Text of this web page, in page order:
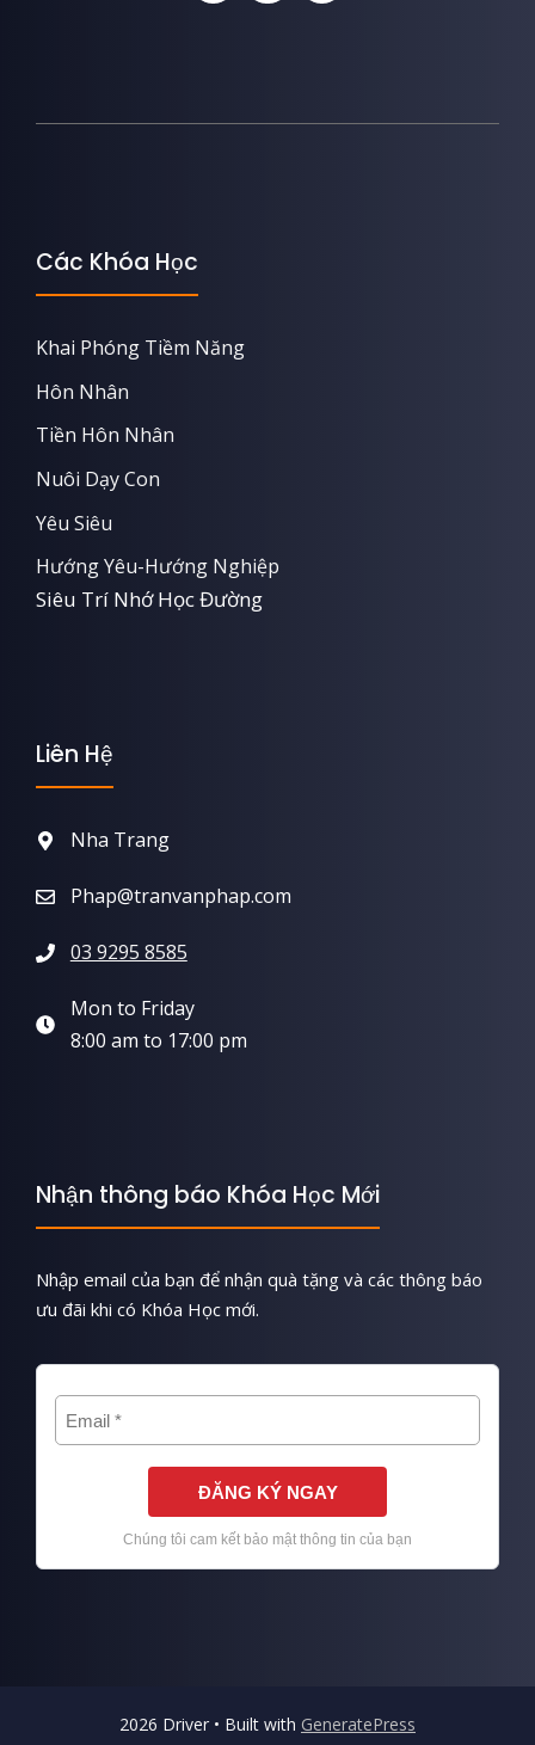
Các Khóa Học
Khai Phóng Tiềm Năng
Hôn Nhân
Tiền Hôn Nhân
Nuôi Dạy Con
Yêu Siêu
Hướng Yêu-Hướng Nghiệp
Siêu Trí Nhớ Học Đường
Liên Hệ
Nha Trang
Phap@tranvanphap.com
03 9295 8585
Mon to Friday
8:00 am to 17:00 pm
Nhận thông báo Khóa Học Mới
Nhập email của bạn để nhận quà tặng và các thông báo
ưu đãi khi có Khóa Học mới.
2026 Driver • Built with GeneratePress